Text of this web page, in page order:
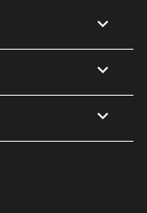


